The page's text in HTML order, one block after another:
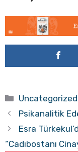
Kategoriler
Uncategorized
Psikanalitik
Esra
“Cadıbostanı